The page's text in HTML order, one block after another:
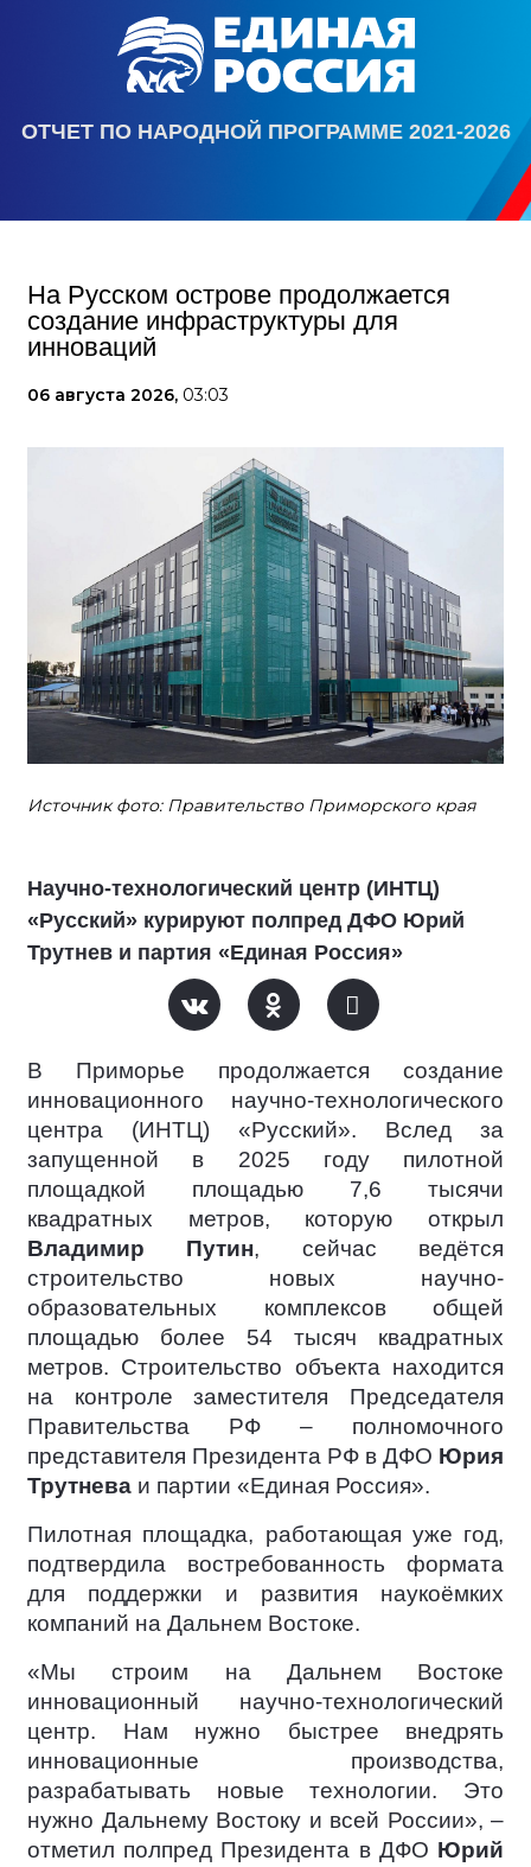
ОТЧЕТ ПО НАРОДНОЙ ПРОГРАММЕ 2021-2026
На Русском острове продолжается
создание инфраструктуры для
инноваций
06 августа 2026, 03:03
Источник фото: Правительство Приморского края
Научно-технологический центр (ИНТЦ)
«Русский» курируют полпред ДФО Юрий
Трутнев и партия «Единая Россия»
В Приморье продолжается создание
инновационного научно-технологического
центра (ИНТЦ) «Русский». Вслед за
запущенной в 2025 году пилотной
площадкой площадью 7,6 тысячи
квадратных метров, которую открыл
Владимир Путин, сейчас ведётся
строительство новых научно-
образовательных комплексов общей
площадью более 54 тысяч квадратных
метров. Строительство объекта находится
на контроле заместителя Председателя
Правительства РФ – полномочного
представителя Президента РФ в ДФО Юрия
Трутнева и партии «Единая Россия».
Пилотная площадка, работающая уже год,
подтвердила востребованность формата
для поддержки и развития наукоёмких
компаний на Дальнем Востоке.
«Мы строим на Дальнем Востоке
инновационный научно-технологический
центр. Нам нужно быстрее внедрять
инновационные производства,
разрабатывать новые технологии. Это
нужно Дальнему Востоку и всей России», –
отметил полпред Президента в ДФО Юрий